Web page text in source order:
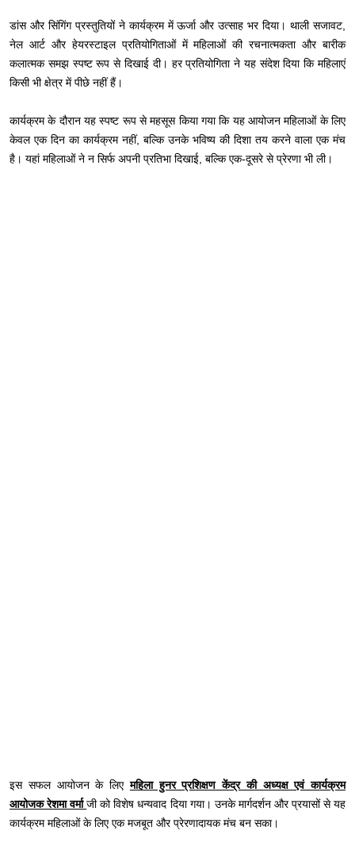
डांस और सिंगिंग प्रस्तुतियों ने कार्यक्रम में ऊर्जा और उत्साह भर दिया। थाली सजावट,
नेल आर्ट और हेयरस्टाइल प्रतियोगिताओं में महिलाओं की रचनात्मकता और बारीक
कलात्मक समझ स्पष्ट रूप से दिखाई दी। हर प्रतियोगिता ने यह संदेश दिया कि महिलाएं
किसी भी क्षेत्र में पीछे नहीं हैं।
कार्यक्रम के दौरान यह स्पष्ट रूप से महसूस किया गया कि यह आयोजन महिलाओं के लिए
केवल एक दिन का कार्यक्रम नहीं, बल्कि उनके भविष्य की दिशा तय करने वाला एक मंच
है। यहां महिलाओं ने न सिर्फ अपनी प्रतिभा दिखाई, बल्कि एक-दूसरे से प्रेरणा भी ली।
इस सफल आयोजन के लिएमहिला हुनर प्रशिक्षण केंद्र की अध्यक्ष एवं कार्यक्रम
आयोजक रेशमा वर्माजी को विशेष धन्यवाद दिया गया। उनके मार्गदर्शन और प्रयासों से यह
कार्यक्रम महिलाओं के लिए एक मजबूत और प्रेरणादायक मंच बन सका।